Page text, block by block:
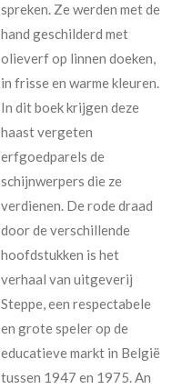
spreken. Ze werden met de
hand geschilderd met
olieverf op linnen doeken,
in frisse en warme kleuren.
In dit boek krijgen deze
haast vergeten
erfgoedparels de
schijnwerpers die ze
verdienen. De rode draad
door de verschillende
hoofdstukken is het
verhaal van uitgeverij
Steppe, een respectabele
en grote speler op de
educatieve markt in België
tussen 1947 en 1975. An